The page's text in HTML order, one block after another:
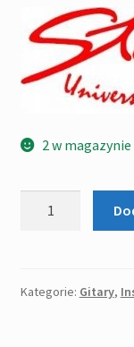
2 w magazynie
AH
Kategorie: Gitary,